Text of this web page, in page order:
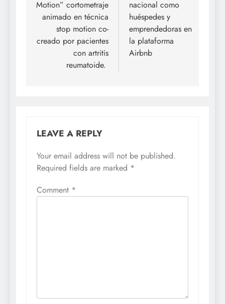
Motion” cortometraje
animado en técnica
stop motion co-
creado por pacientes
con artritis
reumatoide.
nacional como
huéspedes y
emprendedoras en
la plataforma
Airbnb
LEAVE A REPLY
Your email address will not be published.
Required fields are marked *
Comment *